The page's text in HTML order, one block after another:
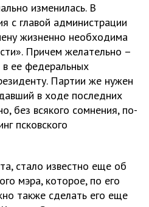
изменилась. В
с главой администрации
жизненно необходима
Причем желательно –
в ее федеральных
Партии же нужен
в ходе последних
без всякого сомнения, по-
псковского
стало известно еще об
мэра, которое, по его
также сделать его еще